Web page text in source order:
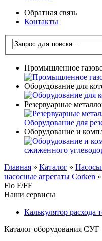
Обратная связь
Контакты
Промышленное
Оборудование для
Резервуарные
Оборудование и
Главная » Каталог » Насосы
насосные агрегаты Corken »
Flo F/FF
Наши сервисы
Калькулятор
Каталог оборудования СУГ